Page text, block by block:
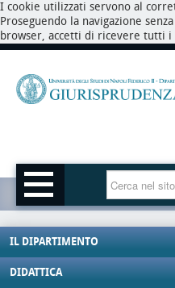
I cookie utilizzati servono al
Proseguendo la navigazione
browser, accetti di ricevere tutti i
IL DIPARTIMENTO
DIDATTICA